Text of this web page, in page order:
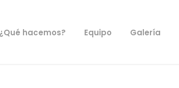
¿Qué hacemos? Equipo Galería